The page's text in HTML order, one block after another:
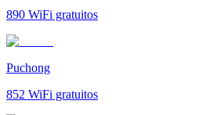
890 WiFi gratuitos
Puchong
852 WiFi gratuitos